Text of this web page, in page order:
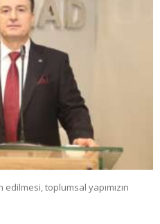
edilmesi, toplumsal yapımızın